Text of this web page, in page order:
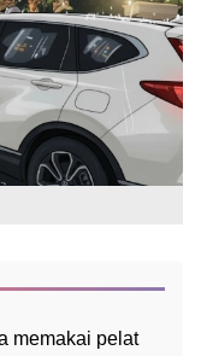
memakai pelat